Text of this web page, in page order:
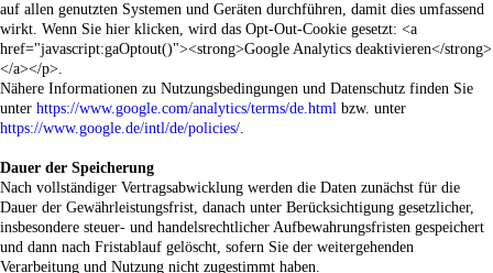
auf allen genutzten Systemen und Geräten durchführen, damit dies umfassend
wirkt. Wenn Sie hier klicken, wird das Opt-Out-Cookie gesetzt: <a
href="javascript:gaOptout()"><strong>Google Analytics deaktivieren</strong>
</a></p>.
Nähere Informationen zu Nutzungsbedingungen und Datenschutz finden Sie
unter https://www.google.com/analytics/terms/de.html bzw. unter
https://www.google.de/intl/de/policies/.
Dauer der Speicherung
Nach vollständiger Vertragsabwicklung werden die Daten zunächst für die
Dauer der Gewährleistungsfrist, danach unter Berücksichtigung gesetzlicher,
insbesondere steuer- und handelsrechtlicher Aufbewahrungsfristen gespeichert
und dann nach Fristablauf gelöscht, sofern Sie der weitergehenden
Verarbeitung und Nutzung nicht zugestimmt haben.